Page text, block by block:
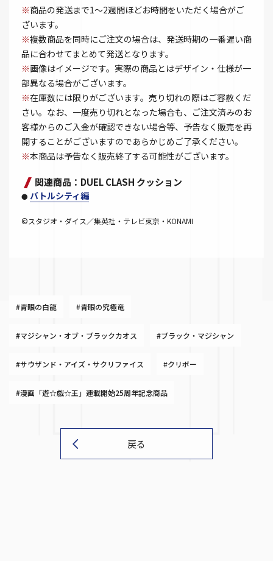
※商品の発送まで1～2週間ほどお時間をいただく場合がご
ざいます。
※複数商品を同時にご注文の場合は、発送時期の一番遅い商
品に合わせてまとめて発送となります。
※画像はイメージです。実際の商品とはデザイン・仕様が一
部異なる場合がございます。
※在庫数には限りがございます。売り切れの際はご容赦くだ
さい。なお、一度売り切れとなった場合も、ご注文済みのお
客様からのご入金が確認できない場合等、予告なく販売を再
開することがございますのであらかじめご了承ください。
※本商品は予告なく販売終了する可能性がございます。
関連商品：DUEL CLASH クッション
● バトルシティ編
©スタジオ・ダイス／集英社・テレビ東京・KONAMI
#青眼の白龍 #青眼の究極竜
#マジシャン・オブ・ブラックカオス #ブラック・マジシャン
#サウザンド・アイズ・サクリファイス #クリボー
#漫画「遊☆戯☆王」連載開始25周年記念商品
戻る